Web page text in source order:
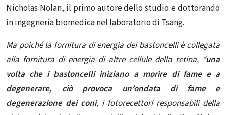
Nicholas Nolan, il primo autore dello studio e dottorando
in ingegneria biomedica nel laboratorio di Tsang.
Ma poiché la fornitura di energia dei bastoncelli è collegata
alla fornitura di energia di altre cellule della retina, “una
volta che i bastoncelli iniziano a morire di fame e a
degenerare, ciò provoca un’ondata di fame e
degenerazione dei coni, i fotorecettori responsabili della